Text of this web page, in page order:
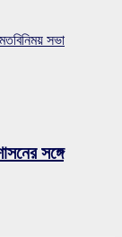
সভা
সঙ্গে